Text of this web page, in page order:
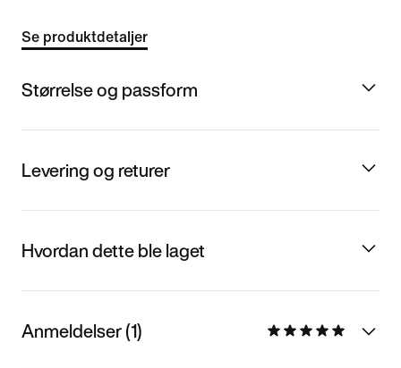
Se produktdetaljer
Størrelse og passform
Levering og returer
Hvordan dette ble laget
Anmeldelser (1)